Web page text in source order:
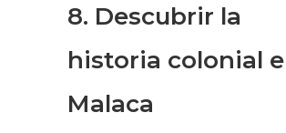
8. Descubrir la
historia colonial
Malaca